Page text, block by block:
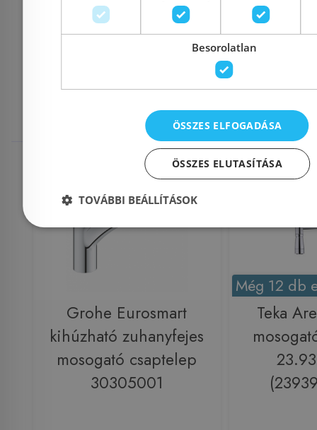
Mások
megnézték
-17%
Grohe Eurosmart
kihúzható zuhanyfejes
mosogató csaptelep
30305001
Raktáron
Még 12 db
Teka
Besorolatlan
ÖSSZES ELFOGADÁSA
ÖSSZES ELUTASÍTÁSA
TOVÁBBI BEÁLLÍTÁSOK